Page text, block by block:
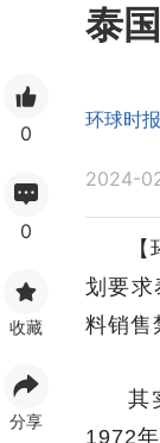
0
0
收藏
分享
泰
环球时报
2024-
划要求
料销售
其
1972